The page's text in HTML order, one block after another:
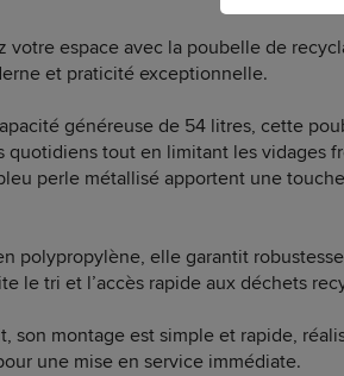
votre espace avec la poubelle de
et praticité exceptionnelle.
généreuse de 54 litres, cette
quotidiens tout en limitant les vidages
perle métallisé apportent une
polypropylène, elle garantit
le tri et l’accès rapide aux déchets
son montage est simple et rapide,
une mise en service immédiate.